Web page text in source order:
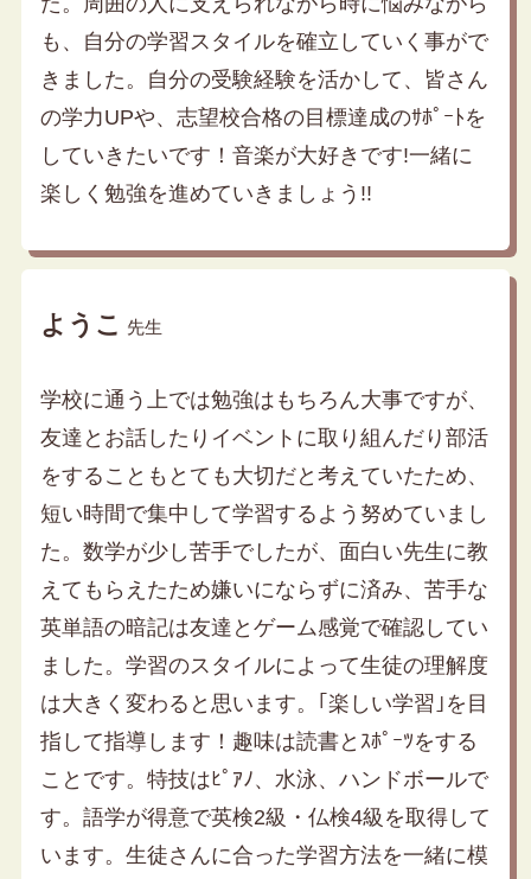
も、自分の学習スタイルを確立していく事がで
きました。自分の受験経験を活かして、皆さん
の学力UPや、志望校合格の目標達成のｻﾎﾟｰﾄを
していきたいです！音楽が大好きです!一緒に
楽しく勉強を進めていきましょう!!
ようこ 先生
学校に通う上では勉強はもちろん大事ですが、
友達とお話したりイベントに取り組んだり部活
をすることもとても大切だと考えていたため、
短い時間で集中して学習するよう努めていまし
た。数学が少し苦手でしたが、面白い先生に教
えてもらえたため嫌いにならずに済み、苦手な
英単語の暗記は友達とゲーム感覚で確認してい
ました。学習のスタイルによって生徒の理解度
は大きく変わると思います。｢楽しい学習｣を目
指して指導します！趣味は読書とｽﾎﾟｰﾂをする
ことです。特技はﾋﾟｱﾉ、水泳、ハンドボールで
す。語学が得意で英検2級・仏検4級を取得して
います。生徒さんに合った学習方法を一緒に模